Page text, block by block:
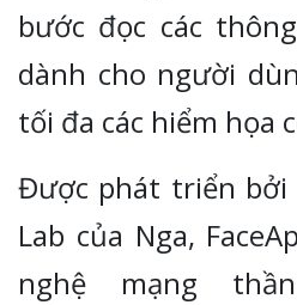
bước đọc các
dành cho người
tối đa các hiểm họa
Được phát triển bởi
Lab của Nga,
nghệ mạng